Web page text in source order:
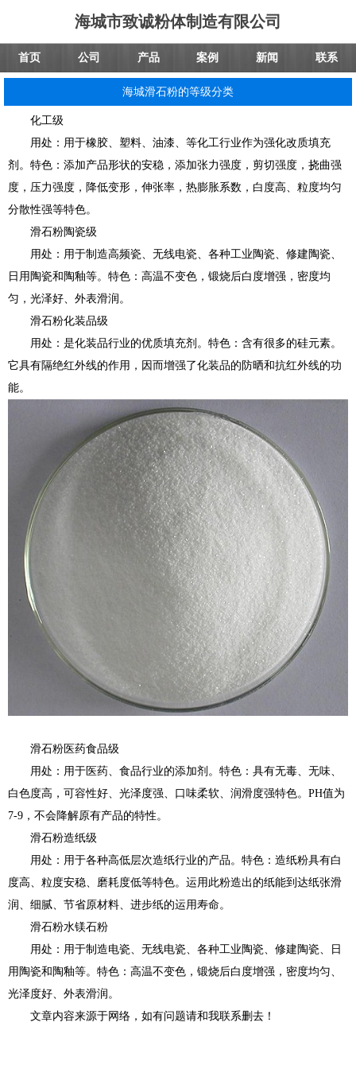
海城市致诚粉体制造有限公司
首页 公司 产品 案例 新闻 联系
海城滑石粉的等级分类
化工级
用处：用于橡胶、塑料、油漆、等化工行业作为强化改质填充
剂。特色：添加产品形状的安稳，添加张力强度，剪切强度，挠曲强
度，压力强度，降低变形，伸张率，热膨胀系数，白度高、粒度均匀
分散性强等特色。
滑石粉陶瓷级
用处：用于制造高频瓷、无线电瓷、各种工业陶瓷、修建陶瓷、
日用陶瓷和陶釉等。特色：高温不变色，锻烧后白度增强，密度均
匀，光泽好、外表滑润。
滑石粉化装品级
用处：是化装品行业的优质填充剂。特色：含有很多的硅元素。
它具有隔绝红外线的作用，因而增强了化装品的防晒和抗红外线的功
能。
滑石粉医药食品级
用处：用于医药、食品行业的添加剂。特色：具有无毒、无味、
白色度高，可容性好、光泽度强、口味柔软、润滑度强特色。PH值为
7-9，不会降解原有产品的特性。
滑石粉造纸级
用处：用于各种高低层次造纸行业的产品。特色：造纸粉具有白
度高、粒度安稳、磨耗度低等特色。运用此粉造出的纸能到达纸张滑
润、细腻、节省原材料、进步纸的运用寿命。
滑石粉水镁石粉
用处 ：用于制造电瓷、无线电瓷、各种工业陶瓷、修建陶瓷、日
用陶瓷和陶釉等。特色：高温不变色，锻烧后白度增强，密度均匀、
光泽度好、外表滑润。
文章内容来源于网络，如有问题请和我联系删去！